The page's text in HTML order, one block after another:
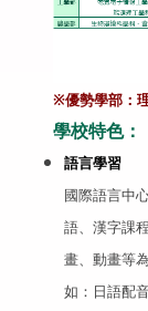
※優勢學部：
學校特色：
語言學習
國際語言中
語、漢字課
畫、動畫等
如：日語配